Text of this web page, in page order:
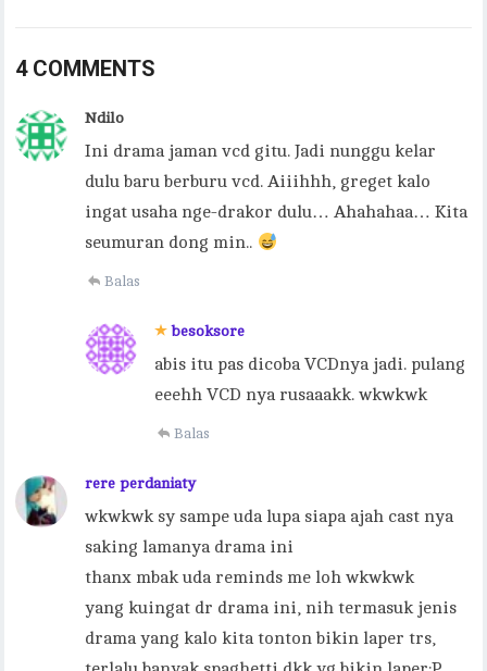
4 COMMENTS
Ndilo
Ini drama jaman vcd gitu. Jadi nunggu kelar
dulu baru berburu vcd. Aiiihhh, greget kalo
ingat usaha nge-drakor dulu… Ahahahaa… Kita
seumuran dong min..
Balas
besoksore
abis itu pas dicoba VCDnya jadi. pulang
eeehh VCD nya rusaaakk. wkwkwk
Balas
rere perdaniaty
wkwkwk sy sampe uda lupa siapa ajah cast nya
saking lamanya drama ini
thanx mbak uda reminds me loh wkwkwk
yang kuingat dr drama ini, nih termasuk jenis
drama yang kalo kita tonton bikin laper trs,